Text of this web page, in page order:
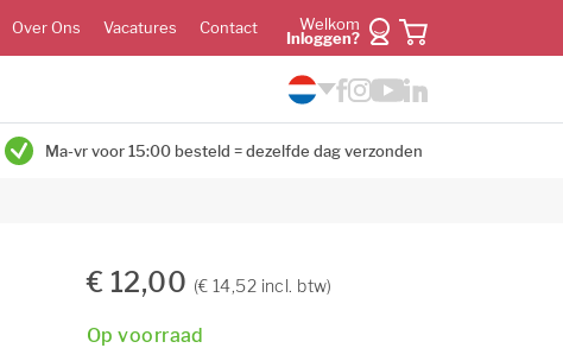
Over Ons Vacatures Contact
Welkom
Inloggen?
Ma-vr voor 15:00 besteld = dezelfde dag verzonden
€ 12,00 (€ 14,52 incl. btw)
Op voorraad